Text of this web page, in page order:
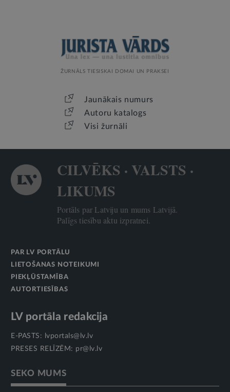
ŽURNĀLS TIESISKAI DOMAI UN PRAKSEI
Jaunākais numurs
Autoru katalogs
Visi žurnāli
CILVĒKS · VALSTS ·
LIKUMS
Portāls par Latviju un mums Latvijā.
Palīgs tiesību aktu izpratnei.
PAR LV PORTĀLU
LIETOŠANAS NOTEIKUMI
PIEKĻŪSTAMĪBA
AUTORTIESĪBAS
LV portāla redakcija
E-PASTS:
lvportals@lv.lv
PRESES RELĪZĒM: pr@lv.lv
SEKO MUMS